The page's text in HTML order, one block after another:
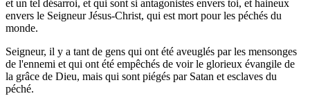
et un tel désarroi, et qui sont si antagonistes envers toi, et haineux
envers le Seigneur Jésus-Christ, qui est mort pour les péchés du
monde.
Seigneur, il y a tant de gens qui ont été aveuglés par les mensonges
de l'ennemi et qui ont été empêchés de voir le glorieux évangile de
la grâce de Dieu, mais qui sont piégés par Satan et esclaves du
péché.